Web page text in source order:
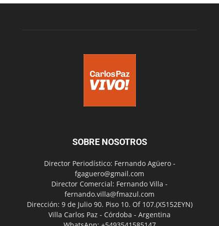
SOBRE NOSOTROS
Director Periodístico: Fernando Agüero -
fgaguero@gmail.com
Director Comercial: Fernando Villa -
fernando.villa@fmazul.com
Dirección: 9 de Julio 90. Piso 10. Of 107.(X5152EYN)
Villa Carlos Paz - Córdoba - Argentina